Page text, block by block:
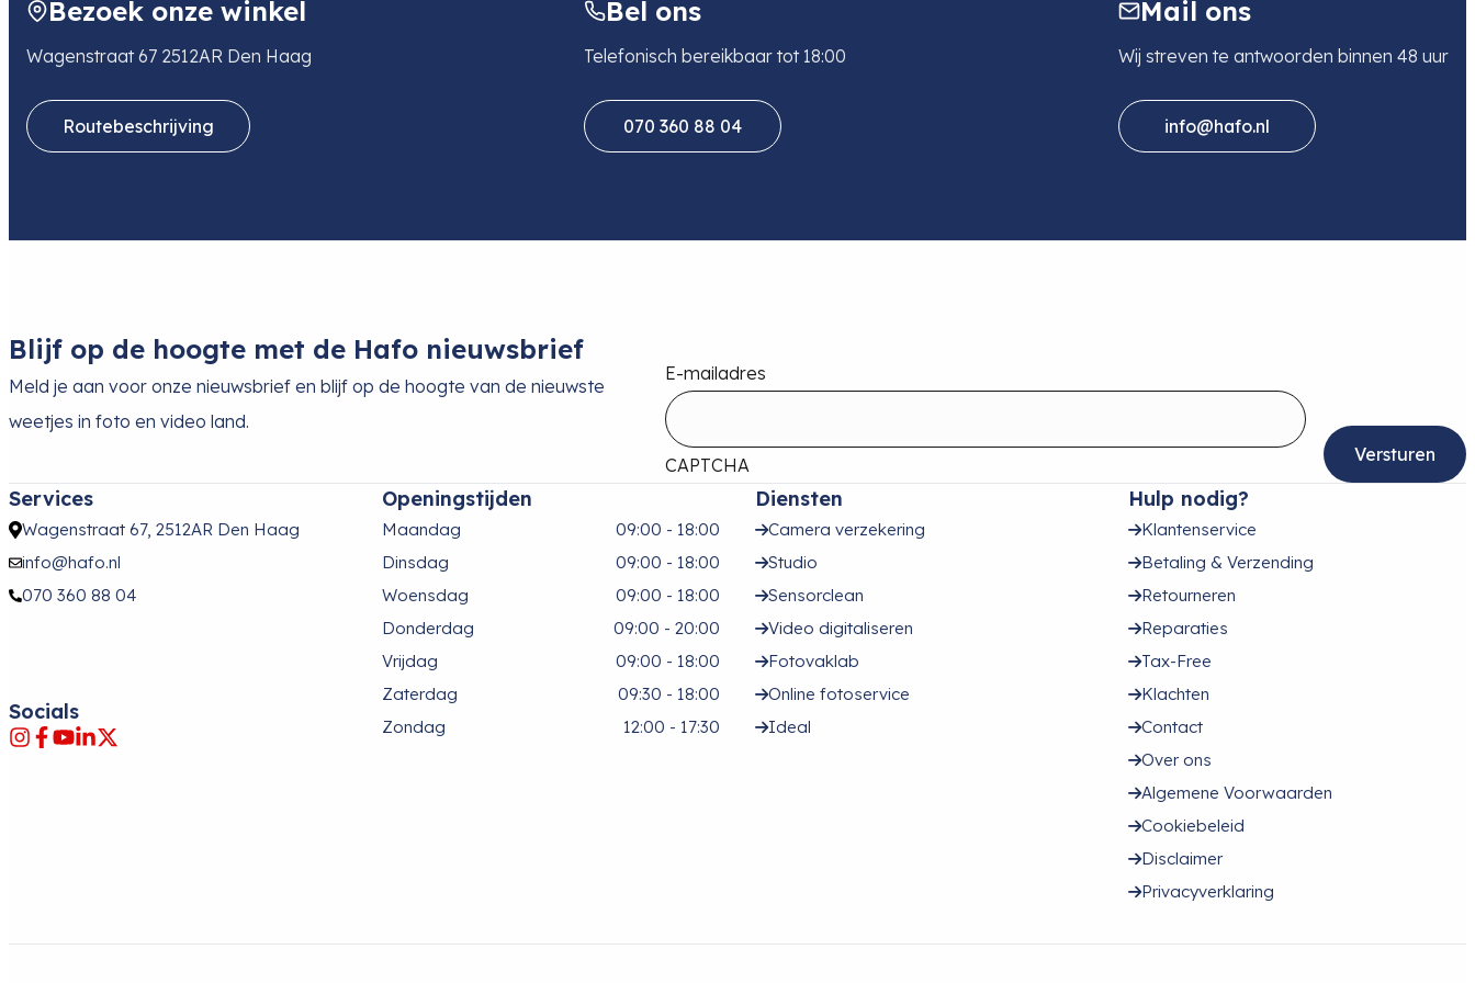
E-mail
finance.nl@hama.com
Telefoon
0615077056
Bezoek onze winkel
Wagenstraat 67 2512AR Den Haag
Routebeschrijving
Bel ons
Telefonisch bereikbaar tot 18:00
070 360 88 04
Mail ons
Wij streven te antwoorden binnen 48 uur
info@hafo.nl
Blijf op de hoogte met de Hafo nieuwsbrief
Meld je aan voor onze nieuwsbrief en blijf op de hoogte van de nieuwste
weetjes in foto en video land.
E-mailadres
CAPTCHA
Services
Wagenstraat 67, 2512AR Den Haag
info@hafo.nl
070 360 88 04
Socials
Openingstijden
Maandag
09:00 - 18:00
Dinsdag
09:00 - 18:00
Woensdag
09:00 - 18:00
Donderdag
09:00 - 20:00
Vrijdag
09:00 - 18:00
Zaterdag
09:30 - 18:00
Zondag
12:00 - 17:30
Diensten
Camera verzekering
Studio
Sensorclean
Video digitaliseren
Fotovaklab
Online fotoservice
Ideal
Hulp nodig?
Klantenservice
Betaling & Verzending
Retourneren
Reparaties
Tax-Free
Klachten
Contact
Over ons
Algemene Voorwaarden
Cookiebeleid
Disclaimer
Privacyverklaring